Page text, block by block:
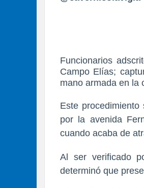
Funcionarios
Campo Elías;
mano armada en la
Este
por la avenida
cuando acaba de
Al ser verificado
determinó que